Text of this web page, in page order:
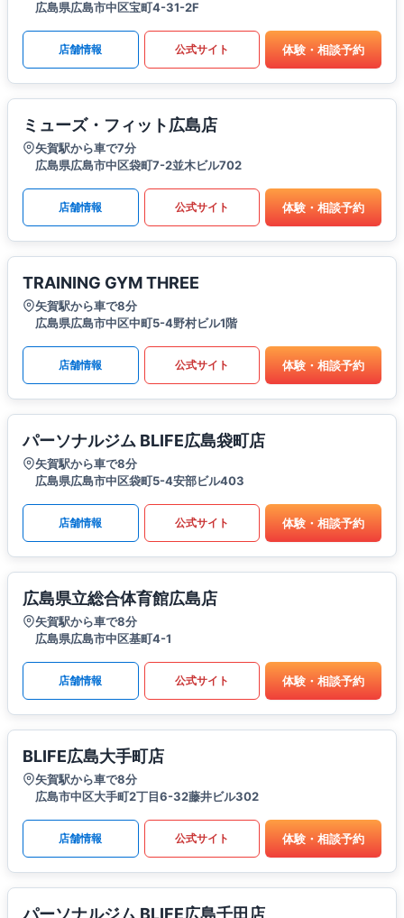
広島県広島市中区宝町4-31-2F
店舗情報 公式サイト 体験・相談予約
ミューズ・フィット広島店
矢賀駅から車で7分
広島県広島市中区袋町7-2並木ビル702
店舗情報 公式サイト 体験・相談予約
TRAINING GYM THREE
矢賀駅から車で8分
広島県広島市中区中町5-4野村ビル1階
店舗情報 公式サイト 体験・相談予約
パーソナルジム BLIFE広島袋町店
矢賀駅から車で8分
広島県広島市中区袋町5-4安部ビル403
店舗情報 公式サイト 体験・相談予約
広島県立総合体育館広島店
矢賀駅から車で8分
広島県広島市中区基町4-1
店舗情報 公式サイト 体験・相談予約
BLIFE広島大手町店
矢賀駅から車で8分
広島市中区大手町2丁目6-32藤井ビル302
店舗情報 公式サイト 体験・相談予約
パーソナルジム BLIFE広島千田店